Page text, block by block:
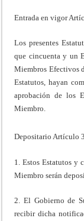
Entrada en vigor
Los presentes
que cincuenta y un
Miembros Efectivos
Estatutos, hayan
aprobación de los
Miembro.
Depositario Artículo
1. Estos Estatutos y
Miembro serán
2. El Gobierno de
recibir dicha